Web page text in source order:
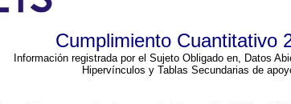
Cumplimiento Cuantitativo
Información registrada por el Sujeto Obligado en, Datos
Hipervínculos y Tablas Secundarias de